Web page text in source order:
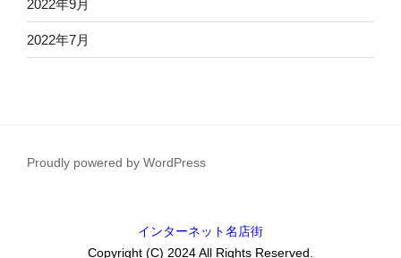
2022年9月
2022年7月
Proudly powered by WordPress
インターネット名店街
Copyright (C) 2024 All Rights Reserved.